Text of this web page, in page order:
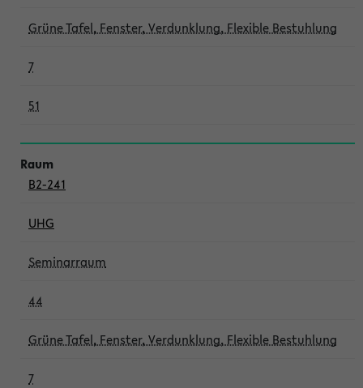
Grüne Tafel, Fenster, Verdunklung, Flexible Bestuhlung
7
51
B2-241
UHG
Seminarraum
44
Grüne Tafel, Fenster, Verdunklung, Flexible Bestuhlung
7